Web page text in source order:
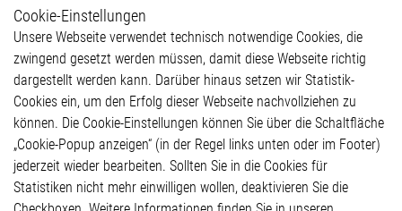
Weitere Links
Glossar
Kontakt
Hinweisgeberschutzsystem
Impressum
Datenschutzerklärung
Cookie-Popup anzeigen
Cookie-Einstellungen
Unsere Webseite verwendet technisch notwendige Cookies, die
zwingend gesetzt werden müssen, damit diese Webseite richtig
dargestellt werden kann. Darüber hinaus setzen wir Statistik-
Cookies ein, um den Erfolg dieser Webseite nachvollziehen zu
können. Die Cookie-Einstellungen können Sie über die Schaltfläche
„Cookie-Popup anzeigen“ (in der Regel links unten oder im Footer)
jederzeit wieder bearbeiten. Sollten Sie in die Cookies für
Statistiken nicht mehr einwilligen wollen, deaktivieren Sie die